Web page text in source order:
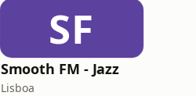
SF
Smooth FM - Jazz
Lisboa